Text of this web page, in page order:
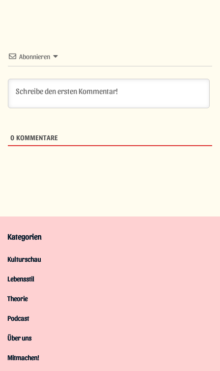
Abonnieren
0 KOMMENTARE
Kategorien
Kulturschau
Lebensstil
Theorie
Podcast
Über uns
Mitmachen!